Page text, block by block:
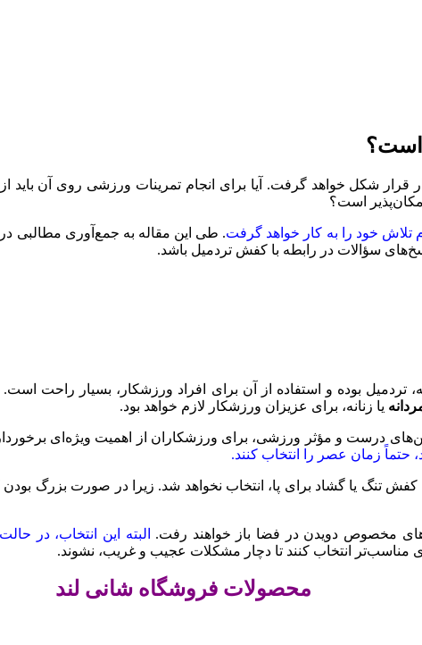
است؟
شکل خواهد گرفت. آیا برای انجام تمرینات ورزشی روی آن باید
است؟
خود را به کار خواهد گرفت. طی این مقاله به جمع‌آوری مطالبی در
سؤالات در رابطه با کفش تردمیل باشد.
بوده و استفاده از آن برای افراد ورزشکار، بسیار راحت
یا زنانه، برای عزیزان ورزشکار لازم خواهد بود.
درست و مؤثر ورزشی، برای ورزشکاران از اهمیت ویژه‌ای
حتماً زمان عصر را انتخاب کنند.
کفش تنگ یا گشاد برای پا، انتخاب نخواهد شد. زیرا در صورت
مخصوص دویدن در فضا باز خواهند رفت. البته این انتخاب، در
مناسب‌تر انتخاب کنند تا دچار مشکلات عجیب و غریب، نشوند.
محصولات فروشگاه شانی لند